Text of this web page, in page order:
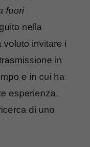
fuori
nella
voluto invitare i
in
e in cui ha
esperienza,
di uno